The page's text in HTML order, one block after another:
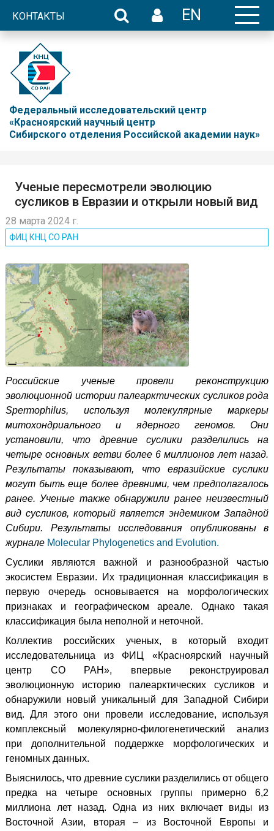
КОНТАКТЫ EN
Федеральный исследовательский центр
«Красноярский научный центр
Сибирского отделения Российской академии наук»
Ученые пересмотрели эволюцию
сусликов в Евразии и открыли новый вид
28 марта 2024 г.
ФИЦ КНЦ CO РАН
Российские ученые провели реконструкцию
эволюционной истории палеарктических сусликов рода
Spermophilus, используя молекулярные маркеры
митохондриального и ядерного геномов. Они
установили, что древние суслики разделились на
четыре основных ветви более 6 миллионов лет назад.
Результаты показывают, что евразийские суслики
могут быть еще более древними, чем предполагалось
ранее. Ученые также обнаружили ранее неизвестный
вид сусликов, который является эндемиком Западной
Сибири. Результаты исследования опубликованы в
журнале Molecular Phylogenetics and Evolution.
Суслики являются важной и разнообразной частью
экосистем Евразии. Их традиционная классификация в
первую очередь основывается на морфологических
признаках и географическом ареале. Однако такая
классификация была неполной и неточной.
Коллектив российских ученых, в который входит
исследовательница из ФИЦ «Красноярский научный
центр СО РАН», впервые реконструировал
эволюционную историю палеарктических сусликов и
обнаружили новый уникальный для Западной Сибири
вид. Для этого они провели исследование, используя
комплексный молекулярно-филогенетический анализ
при дополнительной поддержке морфологических и
геномных данных.
Выяснилось, что древние суслики разделились от общего
предка на четыре основных группы примерно 6,2
миллиона лет назад. Одна из них включает виды из
Восточной Азии, вторая – из Восточной Европы и